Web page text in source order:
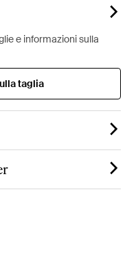
e informazioni sulla
taglia